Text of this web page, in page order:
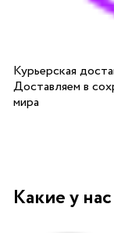
Курьерская
Доставляем в
мира
Какие у